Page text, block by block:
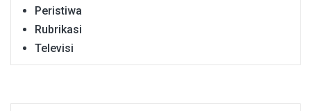
Peristiwa
Rubrikasi
Televisi